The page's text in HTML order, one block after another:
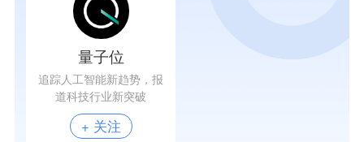
量子位
追踪人工智能新趋势，报
道科技行业新突破
+ 关注